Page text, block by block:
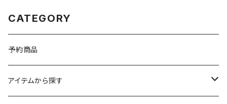
CATEGORY
予約商品
アイテムから探す